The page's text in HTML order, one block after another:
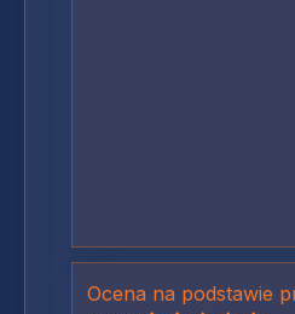
Ocena na podstawie